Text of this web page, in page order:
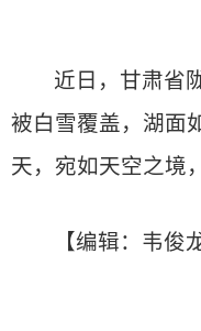
近日，甘肃省
被白雪覆盖，湖面
天，宛如天空之境
【编辑：韦俊